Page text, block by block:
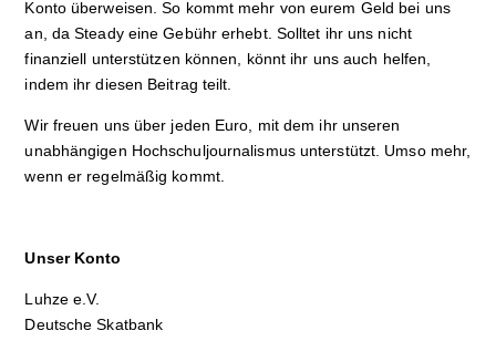
Konto überweisen. So kommt mehr von eurem Geld bei uns
an, da Steady eine Gebühr erhebt. Solltet ihr uns nicht
finanziell unterstützen können, könnt ihr uns auch helfen,
indem ihr diesen Beitrag teilt.
Wir freuen uns über jeden Euro, mit dem ihr unseren
unabhängigen Hochschuljournalismus unterstützt. Umso mehr,
wenn er regelmäßig kommt.
Unser Konto
Luhze e.V.
Deutsche Skatbank